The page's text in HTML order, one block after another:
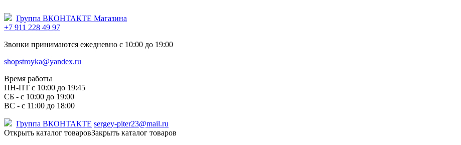
Группа ВКОНТАКТЕ Магазина
+7 911 228 49 97
Звонки принимаются ежедневно с 10:00 до 19:00
shopstroyka@yandex.ru
Время работы
ПН-ПТ c 10:00 до 19:45
СБ - с 10:00 до 19:00
ВС - с 11:00 до 18:00
Группа ВКОНТАКТЕ sergey-piter23@mail.ru
Открыть каталог товаровЗакрыть каталог товаров